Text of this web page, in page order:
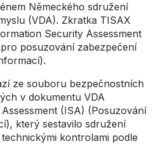
Německého sdružení
(VDA). Zkratka TISAX
Security Assessment
posuzování zabezpečení
ze souboru bezpečnostních
v dokumentu VDA
(ISA) (Posuzování
který sestavilo sdružení
kontrolami podle